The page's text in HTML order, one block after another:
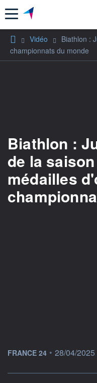
Menu
Vidéo
Biathlon :
championnats du monde
Biathlon :
de la
médailles
information fournie par
FRANCE 24 • 28/04/2025